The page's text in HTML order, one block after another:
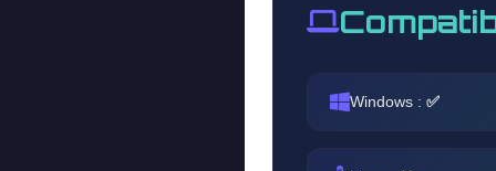
Windows : ✅